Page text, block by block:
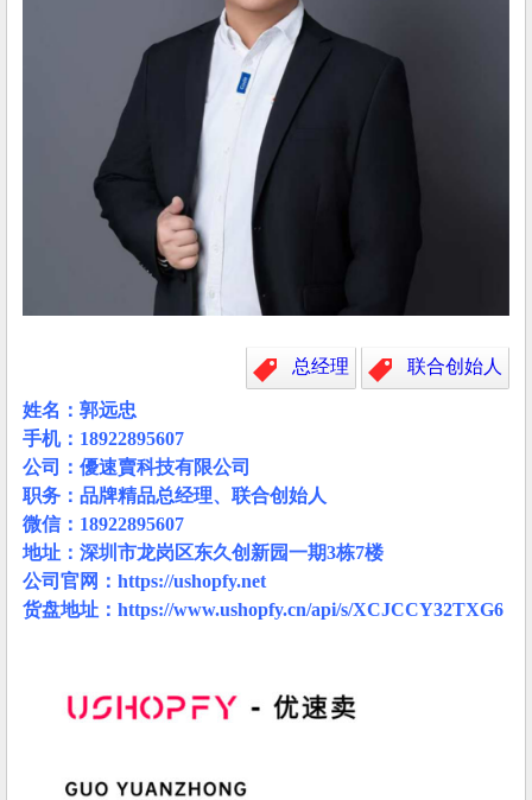
总经理 联合创始人
姓名：郭远忠
手机：18922895607
公司：優速賣科技有限公司
职务：品牌精品总经理、联合创始人
微信：18922895607
地址：深圳市龙岗区东久创新园一期3栋7楼
公司官网：https://ushopfy.net
货盘地址：https://www.ushopfy.cn/api/s/XCJCCY32TXG6